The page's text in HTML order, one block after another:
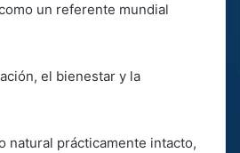
un referente mundial
el bienestar y la
natural prácticamente intacto,